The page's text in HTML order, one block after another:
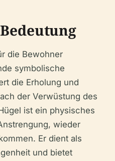
die Bewohner
symbolische
die Erholung und
der Verwüstung des
ist ein physisches
wieder
Er dient als
und bietet